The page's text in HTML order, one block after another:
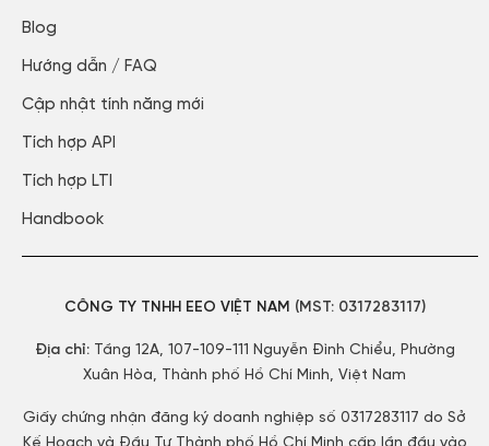
Blog​
Hướng dẫn / FAQ​
Cập nhật tính năng mới​
Tích hợp API​
Tích hợp LTI
Handbook
CÔNG TY TNHH EEO VIỆT NAM (MST: 0317283117)
Địa chỉ: Tầng 12A, 107-109-111 Nguyễn Đình Chiểu, Phường
Xuân Hòa, Thành phố Hồ Chí Minh, Việt Nam
Giấy chứng nhận đăng ký doanh nghiệp số 0317283117 do Sở